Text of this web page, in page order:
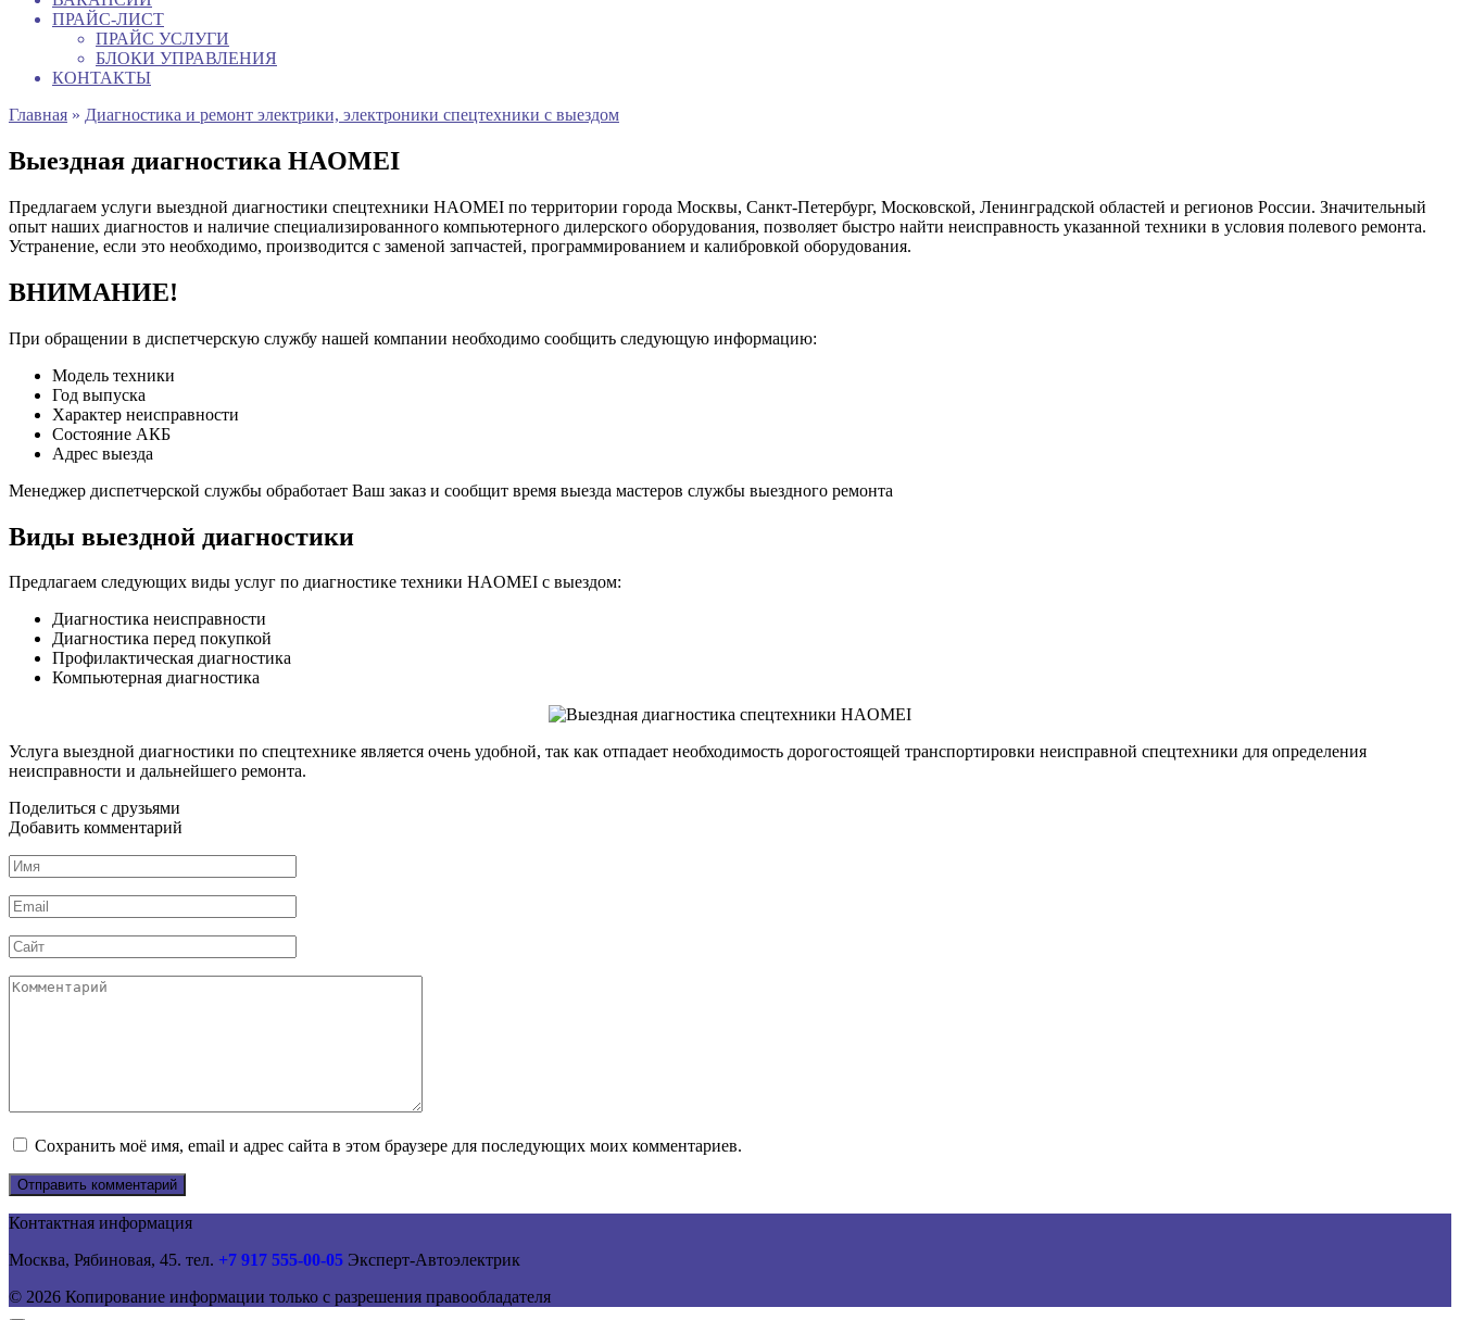
ПРАЙС-ЛИСТ
ПРАЙС УСЛУГИ
БЛОКИ УПРАВЛЕНИЯ
КОНТАКТЫ
Главная » Диагностика и ремонт электрики, электроники спецтехники с выездом
Выездная диагностика HAOMEI
Предлагаем услуги выездной диагностики спецтехники HAOMEI по территории города Москвы, Санкт-Петербург, Московской, Ленинградской областей и регионов России. Значительный
опыт наших диагностов и наличие специализированного компьютерного дилерского оборудования, позволяет быстро найти неисправность указанной техники в условия полевого ремонта.
Устранение, если это необходимо, производится с заменой запчастей, программированием и калибровкой оборудования.
ВНИМАНИЕ!
При обращении в диспетчерскую службу нашей компании необходимо сообщить следующую информацию:
Модель техники
Год выпуска
Характер неисправности
Состояние АКБ
Адрес выезда
Менеджер диспетчерской службы обработает Ваш заказ и сообщит время выезда мастеров службы выездного ремонта
Виды выездной диагностики
Предлагаем следующих виды услуг по диагностике техники HAOMEI с выездом:
Диагностика неисправности
Диагностика перед покупкой
Профилактическая диагностика
Компьютерная диагностика
Услуга выездной диагностики по спецтехнике является очень удобной, так как отпадает необходимость дорогостоящей транспортировки неисправной спецтехники для определения
неисправности и дальнейшего ремонта.
Поделиться с друзьями
Добавить комментарий
Имя
*
Email
*
Сайт
Комментарий
Сохранить моё имя, email и адрес сайта в этом браузере для последующих моих комментариев.
Контактная информация
Москва, Рябиновая, 45. тел. +7 917 555-00-05 Эксперт-Автоэлектрик
© 2026 Копирование информации только с разрешения правообладателя